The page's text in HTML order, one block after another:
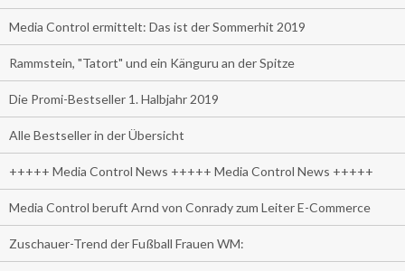
Media Control ermittelt: Das ist der Sommerhit 2019
Rammstein, "Tatort" und ein Känguru an der Spitze
Die Promi-Bestseller 1. Halbjahr 2019
Alle Bestseller in der Übersicht
+++++ Media Control News +++++ Media Control News +++++
Media Control beruft Arnd von Conrady zum Leiter E-Commerce
Zuschauer-Trend der Fußball Frauen WM: